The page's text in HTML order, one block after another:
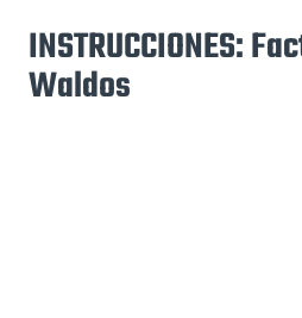
INSTRUCCIONES:
Waldos